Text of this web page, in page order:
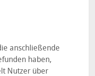
anschließende
haben,
Nutzer über